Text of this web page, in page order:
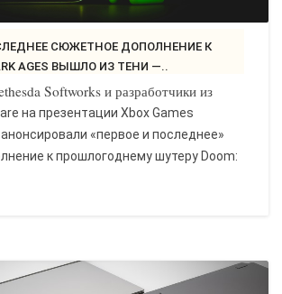
AGES ВЫШЛО ИЗ ТЕНИ —..
Softworks и разработчики из
на презентации Xbox Games
«первое и последнее»
к прошлогоднему шутеру Doom: